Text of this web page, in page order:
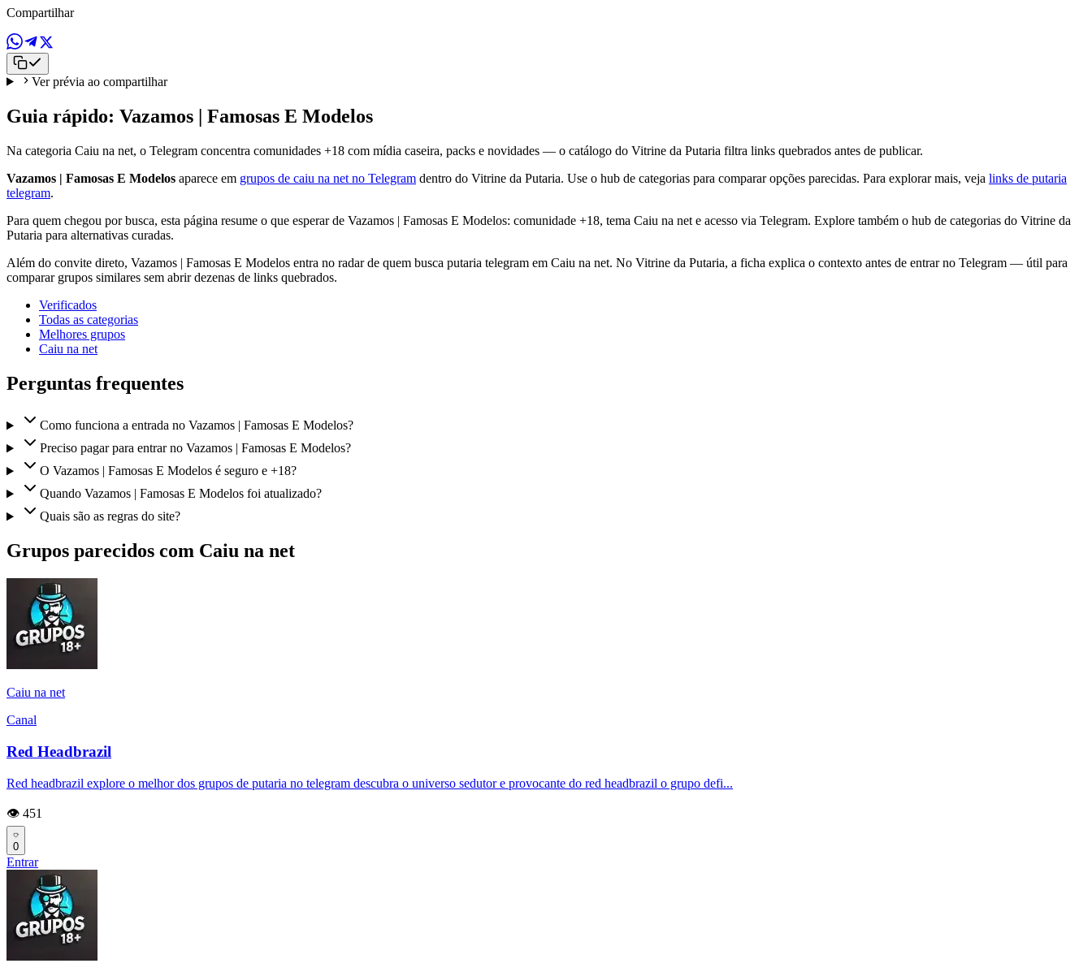
Compartilhar
Ver prévia ao compartilhar
Guia rápido: Vazamos | Famosas E Modelos
Na categoria Caiu na net, o Telegram concentra comunidades +18 com mídia caseira, packs e novidades — o catálogo do Vitrine da Putaria filtra links quebrados antes de publicar.
Vazamos | Famosas E Modelos aparece em grupos de caiu na net no Telegram dentro do Vitrine da Putaria. Use o hub de categorias para comparar opções parecidas. Para explorar mais, veja links de putaria
telegram.
Para quem chegou por busca, esta página resume o que esperar de Vazamos | Famosas E Modelos: comunidade +18, tema Caiu na net e acesso via Telegram. Explore também o hub de categorias do Vitrine da
Putaria para alternativas curadas.
Além do convite direto, Vazamos | Famosas E Modelos entra no radar de quem busca putaria telegram em Caiu na net. No Vitrine da Putaria, a ficha explica o contexto antes de entrar no Telegram — útil para
comparar grupos similares sem abrir dezenas de links quebrados.
Verificados
Todas as categorias
Melhores grupos
Caiu na net
Perguntas frequentes
Como funciona a entrada no Vazamos | Famosas E Modelos?
Preciso pagar para entrar no Vazamos | Famosas E Modelos?
O Vazamos | Famosas E Modelos é seguro e +18?
Quando Vazamos | Famosas E Modelos foi atualizado?
Quais são as regras do site?
Grupos parecidos com Caiu na net
Caiu na net
Canal
Red Headbrazil
Red headbrazil explore o melhor dos grupos de putaria no telegram descubra o universo sedutor e provocante do red headbrazil o grupo defi...
👁️ 451
0
Entrar